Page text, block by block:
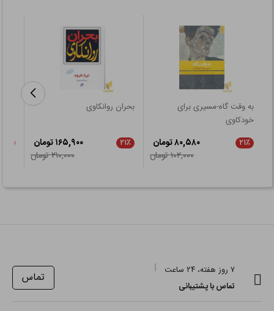
به وقت گاه-مسیری برای
خودکاوی
۲۱٪
۸۰,۵۸۰ تومان
۱۰۲,۰۰۰ تومان
بحران روانکاوی
۲۱٪
۱۶۵,۹۰۰ تومان
۲۱۰,۰۰۰ تومان
۷ روز هفته، ۲۴ ساعت
تماس با پشتیبانی
تماس